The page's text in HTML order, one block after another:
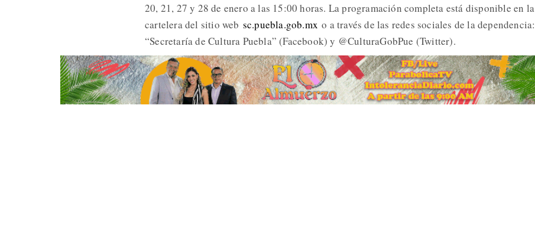
20, 21, 27 y 28 de enero a las 15:00 horas. La programación completa está disponible en la
cartelera del sitio web sc.puebla.gob.mx o a través de las redes sociales de la dependencia:
“Secretaría de Cultura Puebla” (Facebook) y @CulturaGobPue (Twitter).